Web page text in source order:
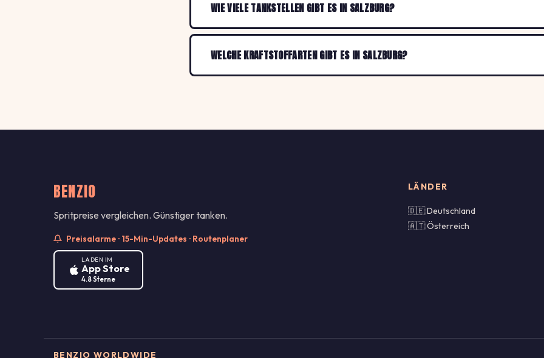
WIE VIELE TANKSTELLEN GIBT ES IN SALZBURG?
WELCHE KRAFTSTOFFARTEN GIBT ES IN SALZBURG?
BENZIO
Spritpreise vergleichen. Günstiger tanken.
Preisalarme · 15-Min-Updates · Routenplaner
LADEN IM
App Store
4.8 Sterne
LÄNDER
🇩🇪 Deutschland
🇦🇹 Österreich
BENZIO WORLDWIDE